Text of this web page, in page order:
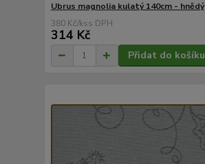
Ubrus magnolia kulatý 140cm - hnědý
380 Kč/ks
314 Kč
Přidat do košíku